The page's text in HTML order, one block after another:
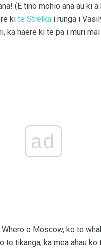
(E tino mohio ana au ki
ki te Strelka i runga i
ka haere ki te pa i muri
ad
o Moscow, ko te
te tikanga, ka mea ahau ko